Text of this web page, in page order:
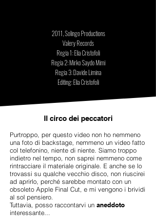
2011, Solingo Productions
Valery Records
Regia 1: Elia Cristofoli
Regia 2: Mirko Saydo Mimi
Regia 3: Davide Limina
Editing: Elia Cristofoli
Il circo dei peccatori
Purtroppo, per questo video non ho nemmeno
una foto di backstage, nemmeno un video fatto
col telefonino, niente di niente. Siamo troppo
indietro nel tempo, non saprei nemmeno come
rintracciare il materiale originale. E anche se lo
trovassi su qualche vecchio disco, non riuscirei
ad aprirlo, perché sarebbe montato con un
obsoleto Apple Final Cut, e mi vengono i brividi
al sol pensiero.
Tuttavia, posso raccontarvi un aneddoto
interessante...